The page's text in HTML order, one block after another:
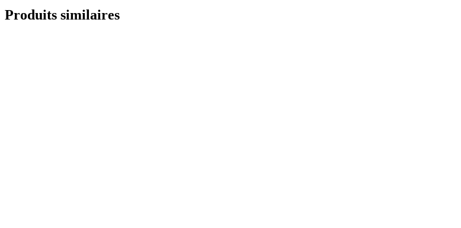
Produits similaires